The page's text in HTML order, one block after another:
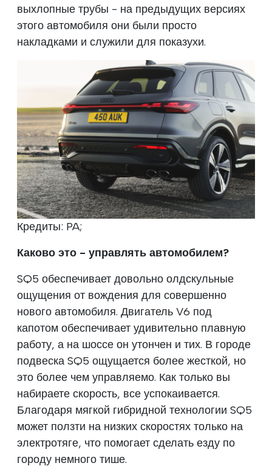
выхлопные трубы - на предыдущих версиях
этого автомобиля они были просто
накладками и служили для показухи.
Кредиты: PA;
Каково это - управлять автомобилем?
SQ5 обеспечивает довольно олдскульные
ощущения от вождения для совершенно
нового автомобиля. Двигатель V6 под
капотом обеспечивает удивительно плавную
работу, а на шоссе он утончен и тих. В городе
подвеска SQ5 ощущается более жесткой, но
это более чем управляемо. Как только вы
набираете скорость, все успокаивается.
Благодаря мягкой гибридной технологии SQ5
может ползти на низких скоростях только на
электротяге, что помогает сделать езду по
городу немного тише.